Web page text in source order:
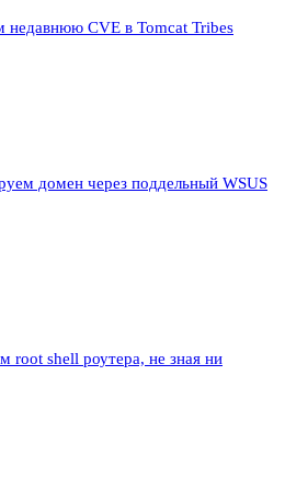
недавнюю CVE в Tomcat Tribes
домен через поддельный WSUS
root shell роутера, не зная ни